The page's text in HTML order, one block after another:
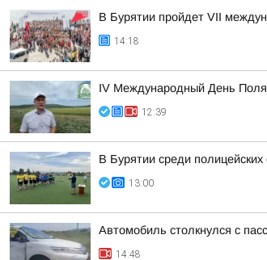
В Бурятии пройдет VII
14:18
IV Международный День
12:39
В Бурятии среди
13:00
Автомобиль столкнулся с
14:48